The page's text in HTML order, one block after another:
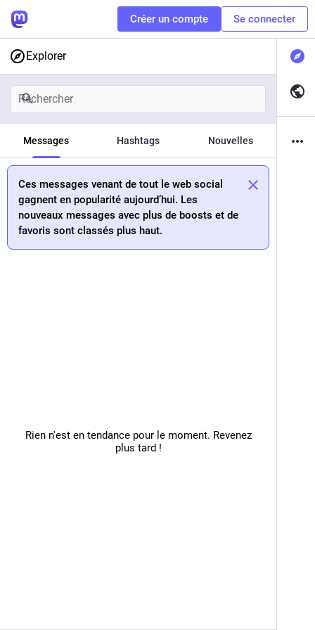
Créer un compte Se connecter
Explorer
Messages Hashtags Nouvelles
Ces messages venant de tout le web social
gagnent en popularité aujourd’hui. Les
nouveaux messages avec plus de boosts et de
favoris sont classés plus haut.
Rien n'est en tendance pour le moment. Revenez
plus tard !